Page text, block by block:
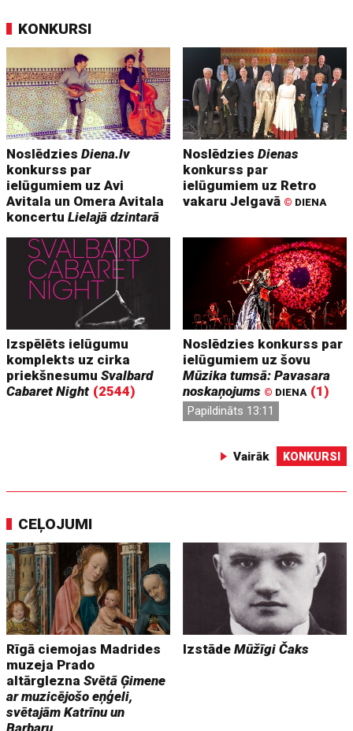
KONKURSI
NoslēdziesDiena.lv
konkurss par
ielūgumiem uz Avi
Avitala un Omera Avitala
koncertuLielajā dzintarā
NoslēdziesDienas
konkurss par
ielūgumiem uz Retro
vakaru Jelgavā © DIENA
Izspēlēts ielūgumu
komplekts uz cirka
priekšnesumuSvalbard
Cabaret Night (2544)
Noslēdzies konkurss par
ielūgumiem uz šovu
Mūzika tumsā: Pavasara
noskaņojums © DIENA (1)
Papildināts 13:11
Vairāk KONKURSI
CEĻOJUMI
Rīgā ciemojas Madrides
muzeja Prado
altārgleznaSvētā Ģimene
ar muzicējošo eņģeli,
svētajām Katrīnu un
Barbaru
IzstādeMūžīgi Čaks